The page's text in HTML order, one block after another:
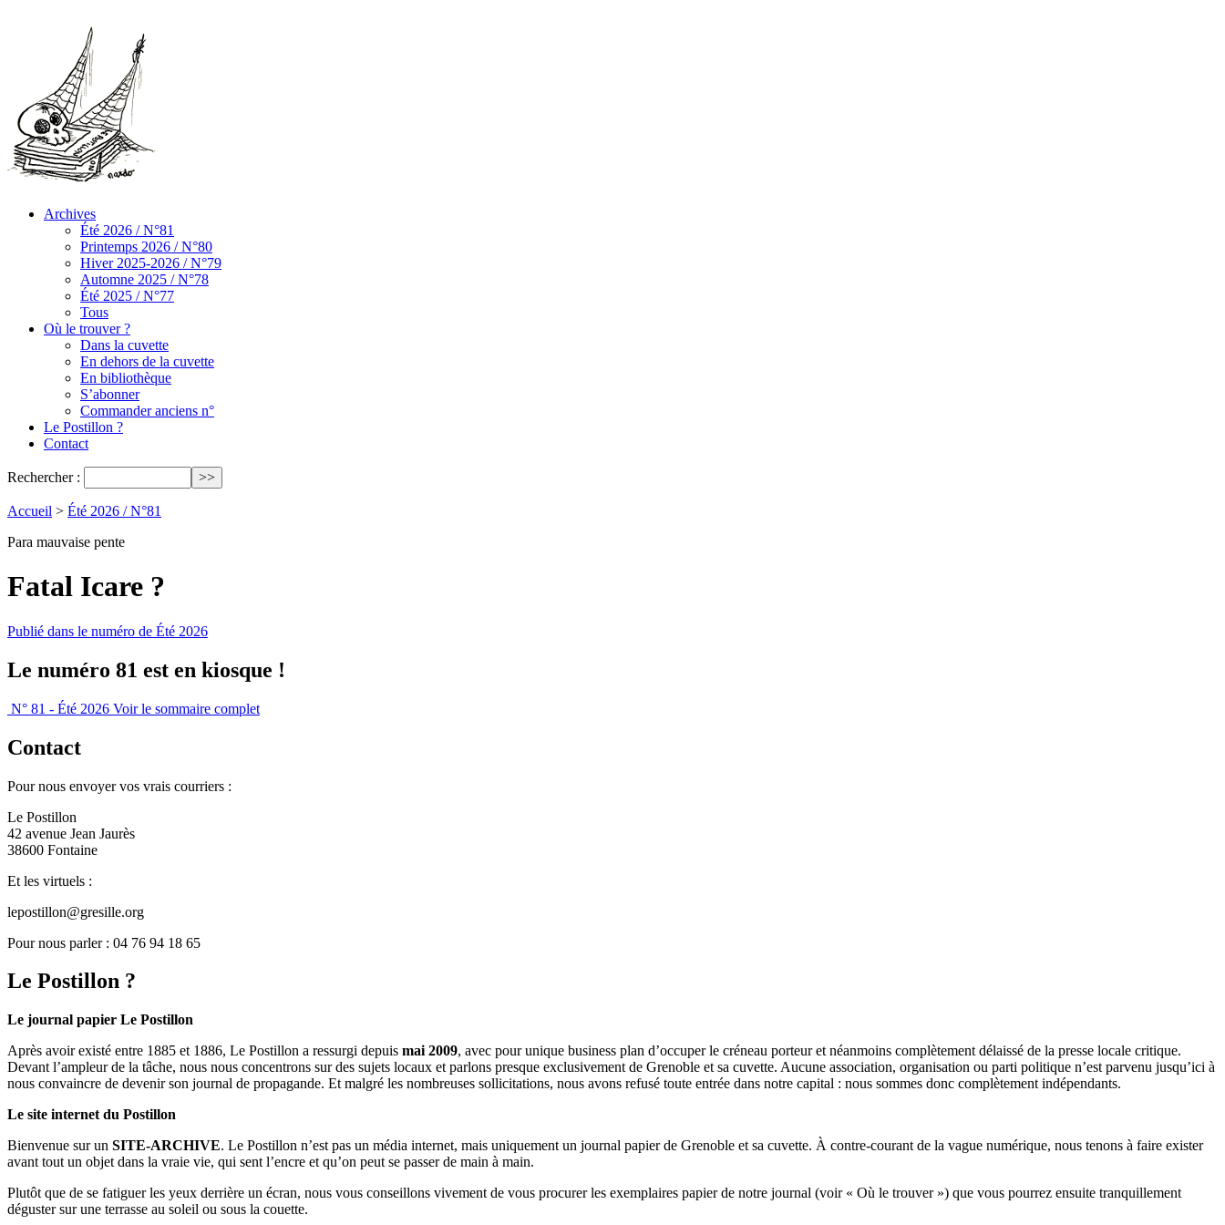
Archives
Été 2026 / N°81
Printemps 2026 / N°80
Hiver 2025-2026 / N°79
Automne 2025 / N°78
Été 2025 / N°77
Tous
Où le trouver ?
Dans la cuvette
En dehors de la cuvette
En bibliothèque
S’abonner
Commander anciens n°
Le Postillon ?
Contact
Rechercher :
Accueil > Été 2026 / N°81
Para mauvaise pente
Fatal Icare ?
Publié dans le numéro de Été 2026
Le numéro 81 est en kiosque !
N° 81 - Été 2026 Voir le sommaire complet
Contact
Pour nous envoyer vos vrais courriers :
Le Postillon
42 avenue Jean Jaurès
38600 Fontaine
Et les virtuels :
lepostillon@gresille.org
Pour nous parler : 04 76 94 18 65
Le Postillon ?
Le journal papier Le Postillon
Après avoir existé entre 1885 et 1886, Le Postillon a ressurgi depuis mai 2009, avec pour unique business plan d’occuper le créneau porteur et néanmoins complètement délaissé de la presse locale critique.
Devant l’ampleur de la tâche, nous nous concentrons sur des sujets locaux et parlons presque exclusivement de Grenoble et sa cuvette. Aucune association, organisation ou parti politique n’est parvenu jusqu’ici à
nous convaincre de devenir son journal de propagande. Et malgré les nombreuses sollicitations, nous avons refusé toute entrée dans notre capital : nous sommes donc complètement indépendants.
Le site internet du Postillon
Bienvenue sur un SITE-ARCHIVE. Le Postillon n’est pas un média internet, mais uniquement un journal papier de Grenoble et sa cuvette. À contre-courant de la vague numérique, nous tenons à faire exister
avant tout un objet dans la vraie vie, qui sent l’encre et qu’on peut se passer de main à main.
Plutôt que de se fatiguer les yeux derrière un écran, nous vous conseillons vivement de vous procurer les exemplaires papier de notre journal (voir « Où le trouver ») que vous pourrez ensuite tranquillement
déguster sur une terrasse au soleil ou sous la couette.